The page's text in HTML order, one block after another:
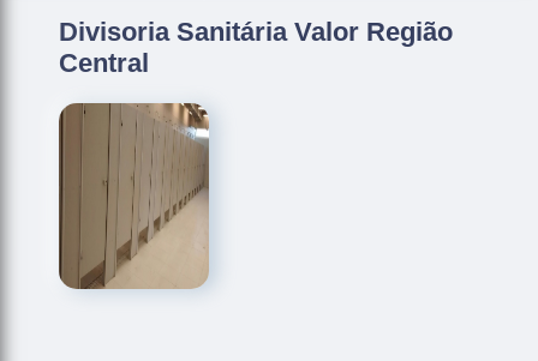
Divisoria Sanitária Valor Região
Central